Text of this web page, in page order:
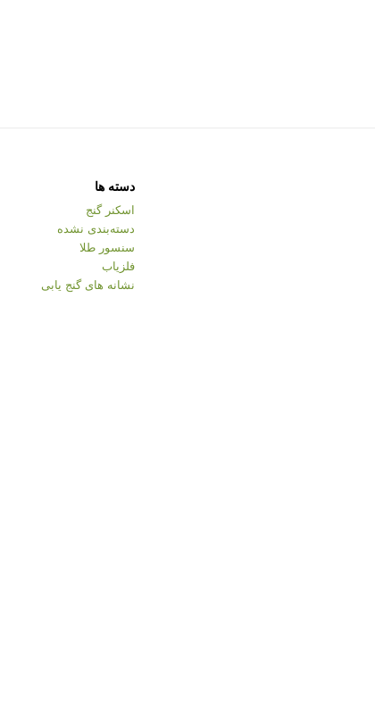
دسته ها
اسکنر گنج
دسته‌بندی نشده
سنسور طلا
فلزیاب
نشانه های گنج یابی